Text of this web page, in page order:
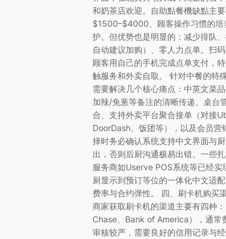
和奶茶店欢迎。自助點餐機缺點主
$1500–$4000、顾客操作习惯的培
护。但优势也是明显的：减少排队
自动建议加购）、零人力点单。扫
顾客用自己的手机完成点单支付，
触服务和外卖自取。 针对中餐的特
需要解决几个核心痛点：中英文菜
加辣/免葱等备注的清晰传递、桌台
合、支持外卖平台聚合接单（对接
DoorDash、饭团等），以及会员营
择时务必确认系统支持中文界面与
出，否则后厨沟通极易出错。一些
服务商如Userve POS系统等已经实
厨显示到预订等位的一体化中文适
费率与合约弹性。 四、刷卡机购买
商家获取刷卡机的渠道主要有四种
Chase、Bank of America），通常
审核较严，需要良好的信用记录与